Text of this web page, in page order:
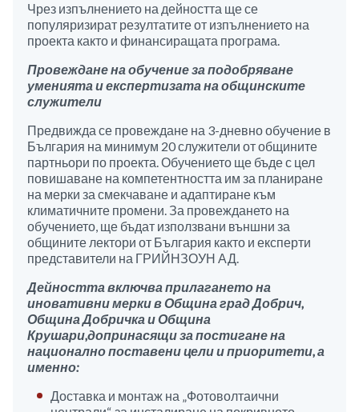
Чрез изпълнението на дейността ще се
популяризират резултатите от изпълнението на
проекта както и финансиращата програма.
Провеждане на обучение за подобряване
уменията и експертизата на общинските
служители
Предвижда се провеждане на 3-дневно обучение в
България на минимум 20 служители от общините
партньори по проекта. Обучението ще бъде с цел
повишаване на компетентността им за планиране
на мерки за смекчаване и адаптиране към
климатичните промени. За провеждането на
обучението, ще бъдат използвани външни за
общините лектори от България както и експерти
представители на ГРИЙНЗОУН АД.
Дейността включва прилагането на
иновативни мерки в Община град Добрич,
Община Добричка и Община
Крушари,допринасящи за постигане на
национално поставени цели и приоритети, а
именно:
Доставка и монтаж на „Фотоволтаични